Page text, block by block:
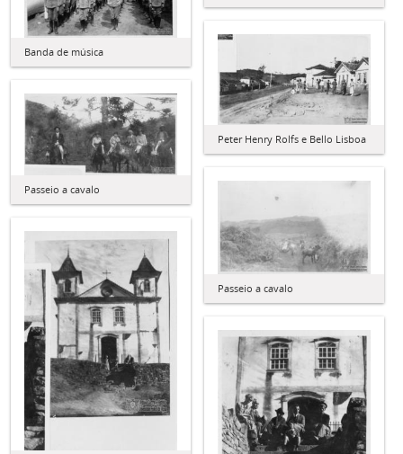
Banda de música
Peter Henry Rolfs e Bello Lisboa
Passeio a cavalo
Passeio a cavalo